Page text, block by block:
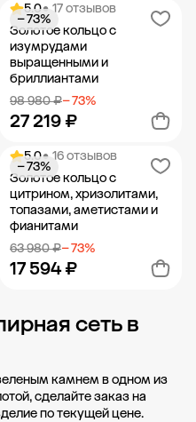
Добавить в корзину
5.0• 17 отзывов
Золотое кольцо с
изумрудами
выращенными и
бриллиантами
98 980 ₽− 73%
27 219 ₽
− 73%
Добавить в корзину
5.0• 16 отзывов
Золотое кольцо с
цитрином, хризолитами,
топазами, аметистами и
фианитами
63 980 ₽− 73%
17 594 ₽
− 73%
Добавить в корзину
сеть в
камнем в одном из
сделайте заказ на
по текущей цене.